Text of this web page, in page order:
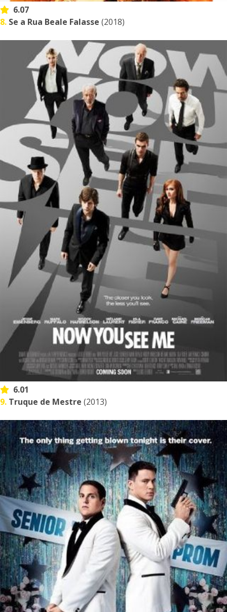
6.07
8. Se a Rua Beale Falasse (2018)
6.01
9. Truque de Mestre (2013)